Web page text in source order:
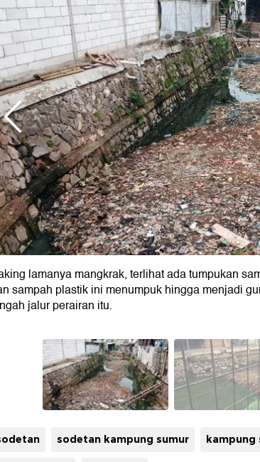
lamanya mangkrak, terlihat ada tumpukan
sampah plastik ini menumpuk hingga menjadi
jalur perairan itu.
sodetan kampung sumur kampung